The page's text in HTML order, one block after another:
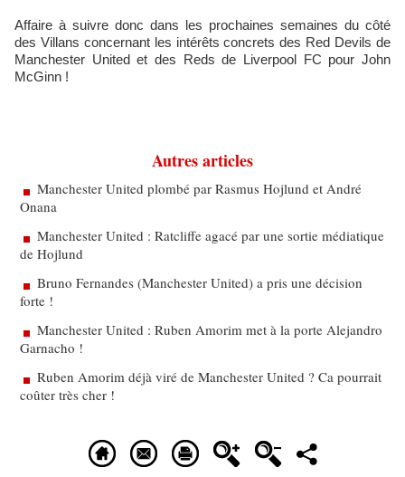
Affaire à suivre donc dans les prochaines semaines du côté
des Villans concernant les intérêts concrets des Red Devils de
Manchester United et des Reds de Liverpool FC pour John
McGinn !
Autres articles
Manchester United plombé par Rasmus Hojlund et André
Onana
Manchester United : Ratcliffe agacé par une sortie médiatique
de Hojlund
Bruno Fernandes (Manchester United) a pris une décision
forte !
Manchester United : Ruben Amorim met à la porte Alejandro
Garnacho !
Ruben Amorim déjà viré de Manchester United ? Ca pourrait
coûter très cher !